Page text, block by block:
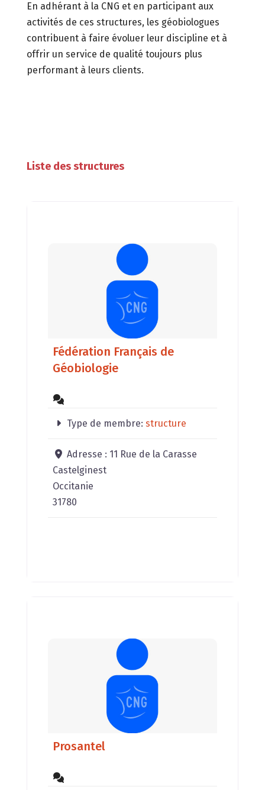
En adhérant à la CNG et en participant aux
activités de ces structures, les géobiologues
contribuent à faire évoluer leur discipline et à
offrir un service de qualité toujours plus
performant à leurs clients.
Liste des structures
Fédération Français de
Géobiologie
Type de membre:structure
Adresse : 11 Rue de la Carasse
Castelginest
Occitanie
31780
Prosantel